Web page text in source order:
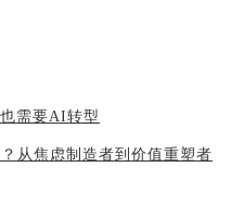
需要AI转型
从焦虑制造者到价值重塑者